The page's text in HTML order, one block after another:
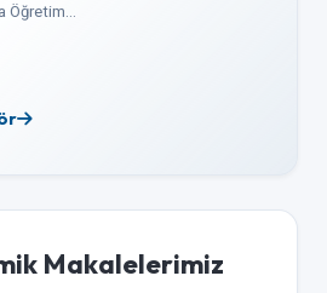
Öğretim…
Makalelerimiz